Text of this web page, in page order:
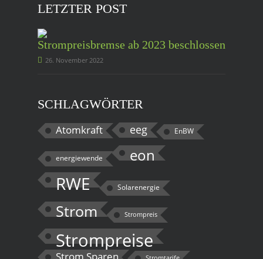
LETZTER POST
Strompreisbremse ab 2023 beschlossen
26. November 2022
SCHLAGWÖRTER
Atomkraft eeg EnBW
energiewende eon
RWE Solarenergie
Strom Strompreis
Strompreise